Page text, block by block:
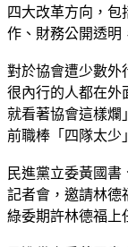
四大改革方向，包
作、財務公開透明
對於協會遭少數外
很內行的人都在外
就看著協會這樣爛
前職棒「四隊太少
民進黨立委黃國
記者會，邀請林德
綠委期許林德福上